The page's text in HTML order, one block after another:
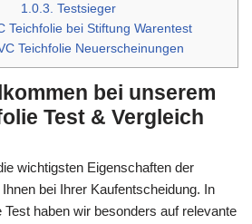
1.0.3. Testsieger
Teichfolie bei Stiftung Warentest
Teichfolie Neuerscheinungen
bei unserem
Test & Vergleich
wichtigsten Eigenschaften der
bei Ihrer Kaufentscheidung. In
haben wir besonders auf relevante